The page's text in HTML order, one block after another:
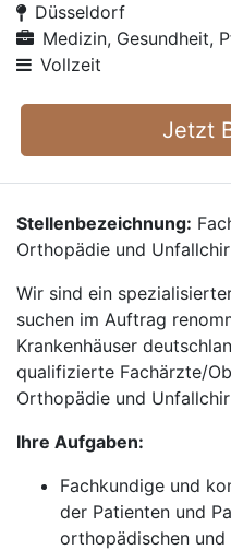
Düsseldorf
Medizin, Gesundheit,
Vollzeit
Jetzt
Stellenbezeichnung:
Orthopädie und
Wir sind ein
suchen im Auftrag
Krankenhäuser
qualifizierte Fachärzte/
Orthopädie und
Ihre Aufgaben:
Fachkundige und
der Patienten und
orthopädischen